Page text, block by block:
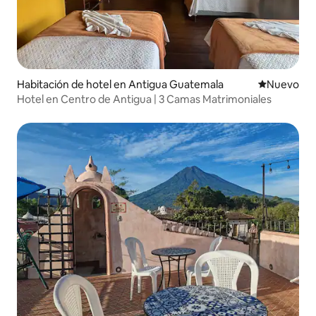
Habitación de hotel en Antigua Guatemala Nuevo
Nuevo
Hotel en Centro de Antigua | 3 Camas Matrimoniales